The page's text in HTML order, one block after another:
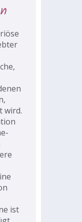
wird.
ist